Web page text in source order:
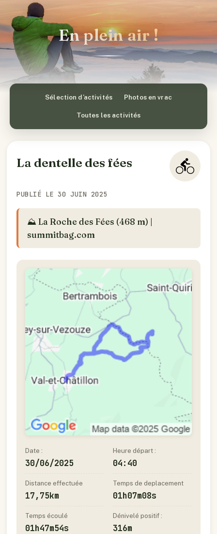
En plein air !
Sélection d’activités Photos en vrac
Toutes les activités
La dentelle des fées
PUBLIÉ LE 30 JUIN 2025
⛰️ La Roche des Fées (468 m) |
summitbag.com
Date :
30/06/2025
Heure départ :
04:40
Distance effectuée
17,75km
Temps de deplacement
01h07m08s
Temps écoulé
01h47m54s
Dénivelé positif :
316m